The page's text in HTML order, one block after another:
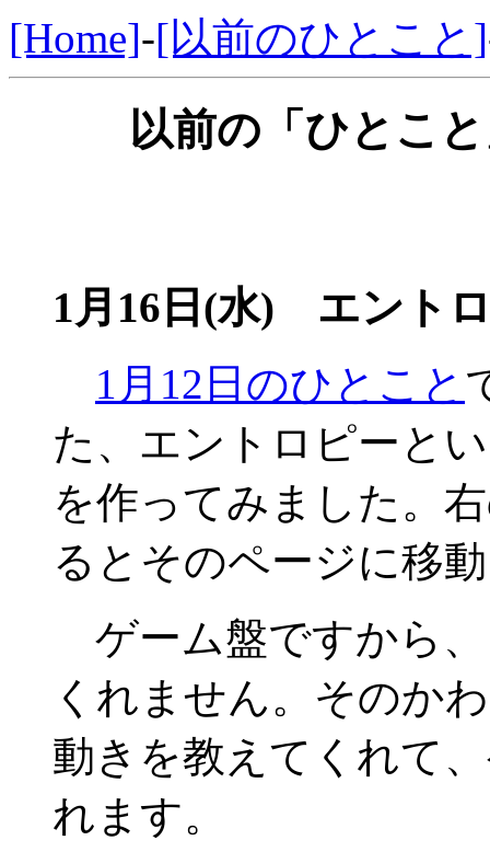
[Home]-[以前のひとこと]
以前の「ひとこ
1月16日(水) エント
1月12日のひとこと
た、エントロピーと
を作ってみました。
るとそのページに移
ゲーム盤ですから
くれません。そのか
動きを教えてくれて
れます。